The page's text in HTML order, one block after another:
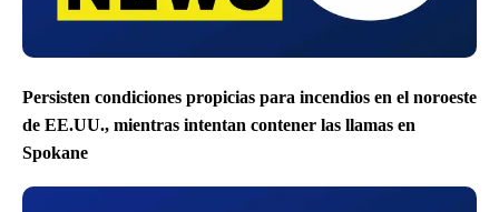
Persisten condiciones propicias para incendios en el noroeste
de EE.UU., mientras intentan contener las llamas en
Spokane